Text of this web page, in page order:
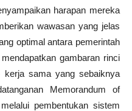
harapan mereka
wawasan yang jelas
optimal antara pemerintah
gambaran rinci
kerja sama yang sebaiknya
Memorandum of
pembentukan sistem